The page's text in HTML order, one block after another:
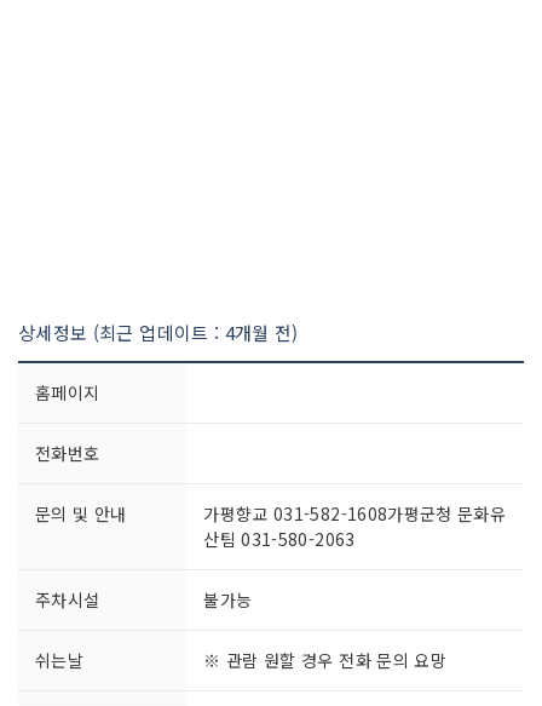
상세정보 (최근 업데이트 : 4개월 전)
홈페이지
전화번호
문의 및 안내
가평향교 031-582-1608가평군청 문화유
산팀 031-580-2063
주차시설 불가능
쉬는날 ※ 관람 원할 경우 전화 문의 요망